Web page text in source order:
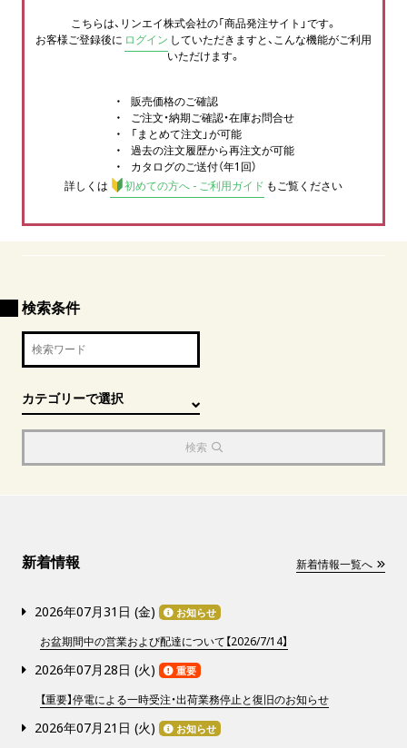
こちらは、リンエイ株式会社の「商品発注サイト」です。
お客様ご登録後に ログイン していただきますと、こんな機能がご利用
いただけます。
販売価格のご確認
ご注文・納期ご確認・在庫お問合せ
「まとめて注文」が可能
過去の注文履歴から再注文が可能
カタログのご送付（年1回）
詳しくは
初めての方へ - ご利用ガイド もご覧ください
検索条件
検索
新着情報 新着情報一覧へ
2026年07月31日 (金) お知らせ
お盆期間中の営業および配達について【2026/7/14】
2026年07月28日 (火) 重要
【重要】停電による一時受注・出荷業務停止と復旧のお知らせ
2026年07月21日 (火) お知らせ